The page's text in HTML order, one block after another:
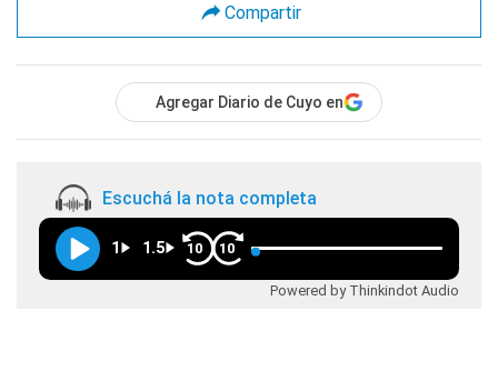
Compartir
Agregar Diario de Cuyo en
Escuchá la nota completa
1 1.5 10 10
Powered by Thinkindot Audio